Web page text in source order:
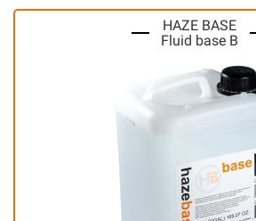
HAZE BASE
Fluid base B